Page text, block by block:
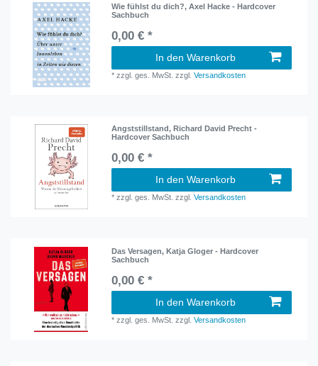
Wie fühlst du dich?, Axel Hacke - Hardcover
Sachbuch
0,00 € *
In den Warenkorb
*zzgl. ges. MwSt. zzgl.Versandkosten
Angststillstand, Richard David Precht -
Hardcover Sachbuch
0,00 € *
In den Warenkorb
*zzgl. ges. MwSt. zzgl.Versandkosten
Das Versagen, Katja Gloger - Hardcover
Sachbuch
0,00 € *
In den Warenkorb
*zzgl. ges. MwSt. zzgl.Versandkosten